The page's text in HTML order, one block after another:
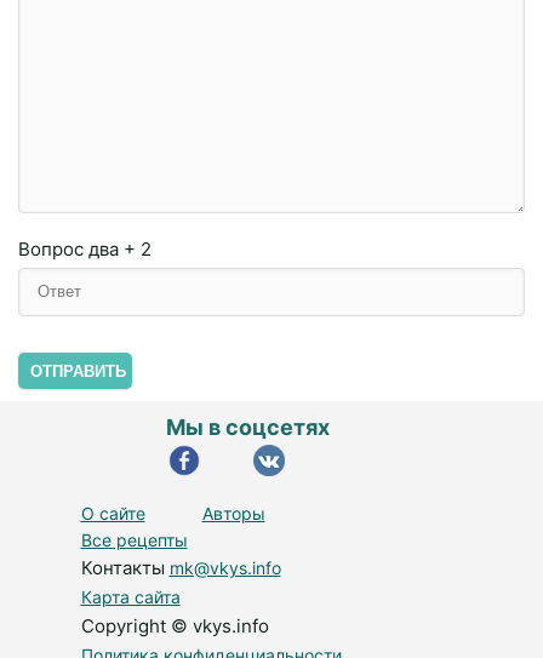
Вопрос два + 2
ОТПРАВИТЬ
О сайте
Авторы
Все рецепты
Контакты mk@vkys.info
Карта сайта
Copyright © vkys.info
Мы в соцсетях